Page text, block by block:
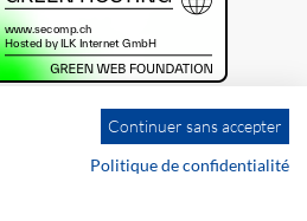
Continuer sans accepter
Politique de confidentialité